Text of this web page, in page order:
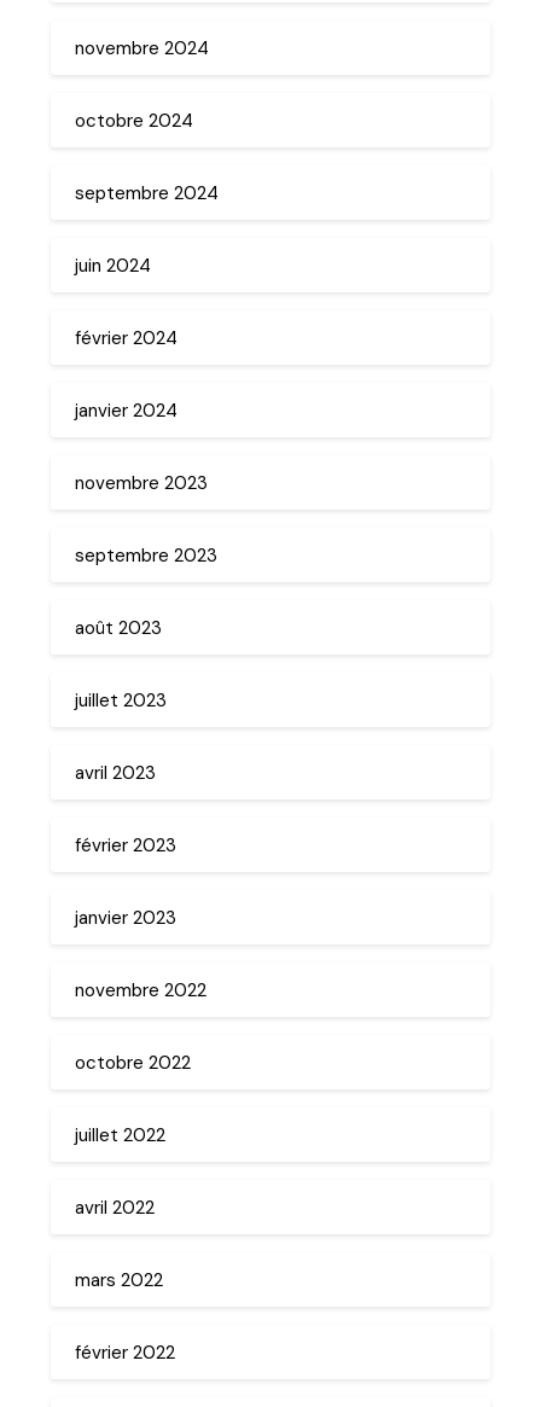
novembre 2024
octobre 2024
septembre 2024
juin 2024
février 2024
janvier 2024
novembre 2023
septembre 2023
août 2023
juillet 2023
avril 2023
février 2023
janvier 2023
novembre 2022
octobre 2022
juillet 2022
avril 2022
mars 2022
février 2022